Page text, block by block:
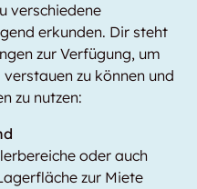
verschiedene
erkunden. Dir steht
zur Verfügung, um
zu können und
zu nutzen:
oder auch
zur Miete